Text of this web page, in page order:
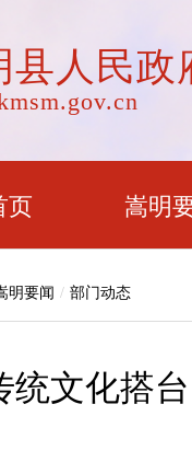
县人民政
页 嵩明
明要闻 / 部门动态
统文化搭台